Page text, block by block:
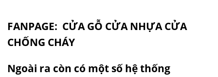
FANPAGE: CỬA GỖ CỬA NHỰA CỬA
CHỐNG CHÁY
Ngoài ra còn có một số hệ thống